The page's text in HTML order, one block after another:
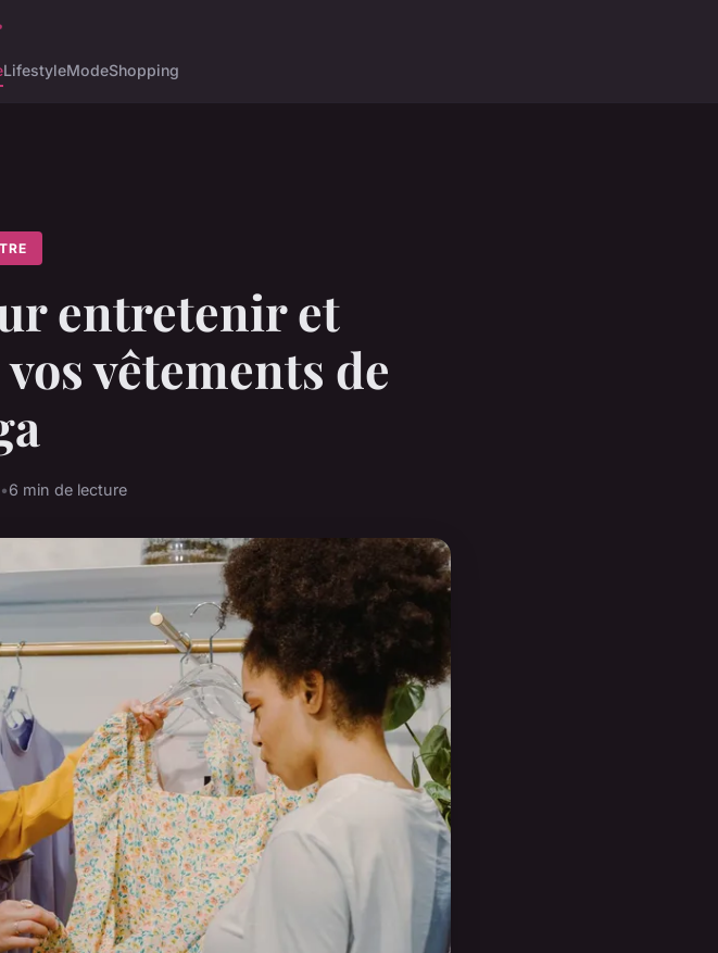
LifestyleModeShopping
entretenir et
vêtements de
•6 min de lecture